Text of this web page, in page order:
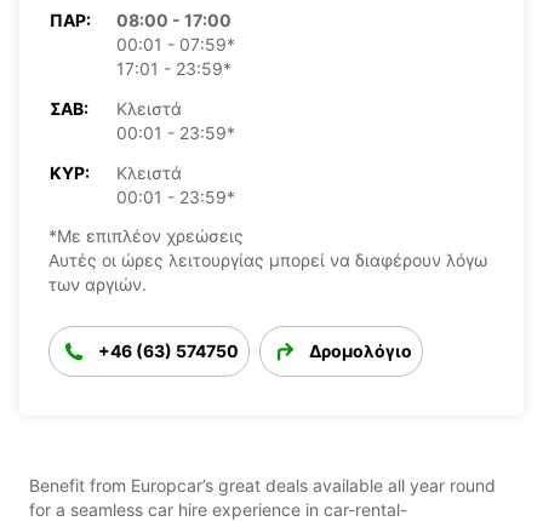
ΠΑΡ:
08:00 - 17:00
00:01 - 07:59*
17:01 - 23:59*
ΣΆΒ:
Κλειστά
00:01 - 23:59*
ΚΥΡ:
Κλειστά
00:01 - 23:59*
*Με επιπλέον χρεώσεις
Αυτές οι ώρες λειτουργίας μπορεί να διαφέρουν λόγω
των αργιών.
+46 (63) 574750 Δρομολόγιο
Benefit from Europcar’s great deals available all year round
for a seamless car hire experience in car-rental-